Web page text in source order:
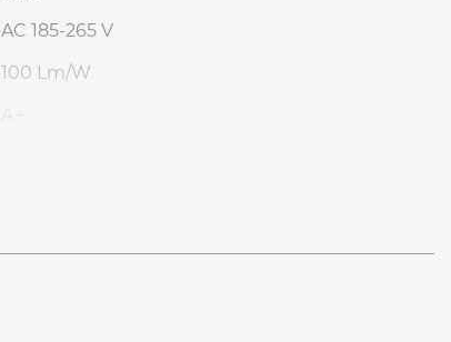
AC 185-265 V
100 Lm/W